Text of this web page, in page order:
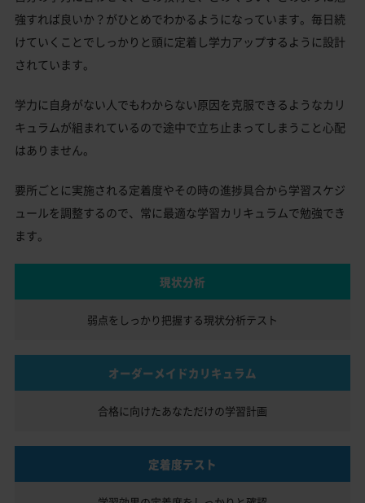
強すれば良いか？がひとめでわかるようになっています。毎日続
けていくことでしっかりと頭に定着し学力アップするように設計
されています。
学力に自身がない人でもわからない原因を克服できるようなカリ
キュラムが組まれているので途中で立ち止まってしまうこと心配
はありません。
要所ごとに実施される定着度やその時の進捗具合から学習スケジ
ュールを調整するので、常に最適な学習カリキュラムで勉強でき
ます。
現状分析
弱点をしっかり把握する現状分析テスト
オーダーメイドカリキュラム
合格に向けたあなただけの学習計画
定着度テスト